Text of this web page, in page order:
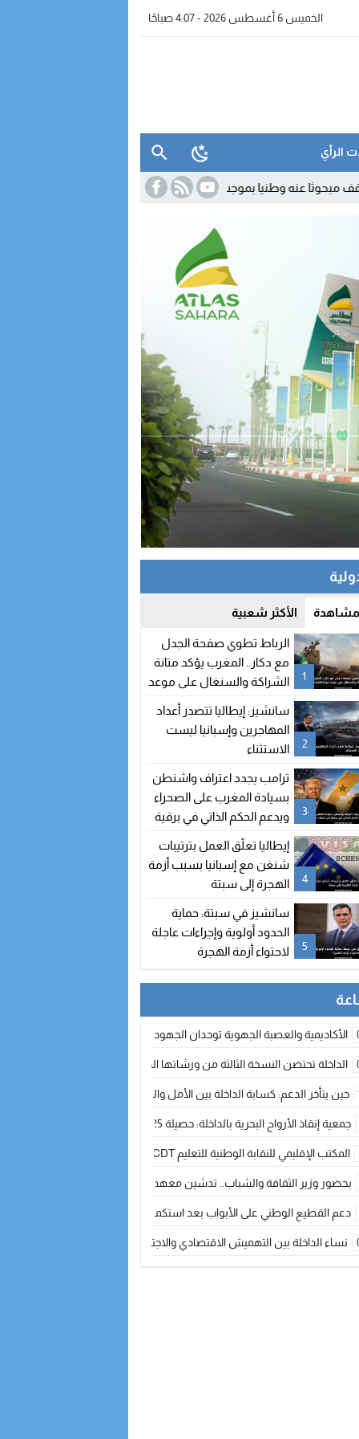
الخميس 6 أغسطس 2026 - 4:07 صباحًا
الرأي
وطنيا بموجب سبع مذكرات بحث 16:42 الداخلة.. مواطن يفضح غياب
مشاهدة الأكثر شعبية
1
الرباط تطوي صفحة الجدل
مع دكار.. المغرب يؤكد متانة
الشراكة والسنغال على موعد
2
سانشيز: إيطاليا تتصدر أعداد
المهاجرين وإسبانيا ليست
الاستثناء
3
ترامب يجدد اعتراف واشنطن
بسيادة المغرب على الصحراء
ويدعم الحكم الذاتي في برقية
إلى الملك محمد السادس
4
إيطاليا تعلّق العمل بترتيبات
شنغن مع إسبانيا بسبب أزمة
الهجرة إلى سبتة
5
سانشيز في سبتة: حماية
الحدود أولوية وإجراءات عاجلة
لاحتواء أزمة الهجرة
الأكاديمية والعصبة الجهوية توحدان الجهود لتطوير الممارسة الكروية بجهة
الداخلة تحتضن النسخة الثالثة من ورشاتها الدولية: تكوين متخصص في التراث
حين يتأخر الدعم: كسابة الداخلة بين الأمل والقلق ؟
جمعية إنقاذ الأرواح البحرية بالداخلة: حصيلة 2025 بين مهام الإنقاذ ومشروع “دار البحار”
المكتب الإقليمي للنقابة الوطنية للتعليم CDT يجتمع مع المدير الإقليمي لمناقشة ملفات جوهرية لنساء ورجال التعليم
بحضور وزير الثقافة والشباب.. تدشين معهد الموسيقى والفنون الكوريغرافية بالداخلة
دعم القطيع الوطني على الأبواب بعد استكمال الترقيم… الفلاحة المغربية
نساء الداخلة بين التهميش الاقتصادي والاجتماعي… في المؤسسات الإنتاجية